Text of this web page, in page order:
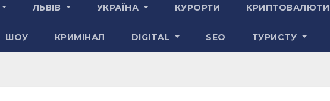
ЛЬВІВ УКРАЇНА КУРОРТИ КРИПТОВАЛЮТИ
ШОУ КРИМІНАЛ DIGITAL SEO ТУРИСТУ